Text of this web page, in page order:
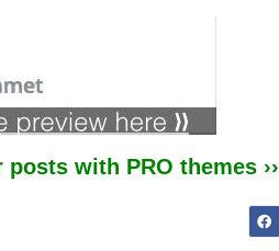
with PRO themes ››